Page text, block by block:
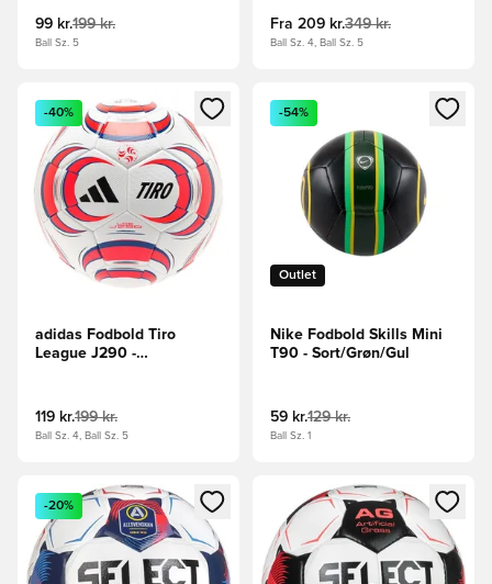
99 kr.199 kr.
Ball Sz. 5
Fra 209 kr.349 kr.
Ball Sz. 4, Ball Sz. 5
Åbner en Modal til at logge ind eller tilmelde dig som
-40%
adidas Fodbold Tiro
League J290 -
119 kr.199 kr.
Ball Sz. 4, Ball Sz. 5
Åbner en Modal til at logge
Outlet
-54%
Nike Fodbold Skills Mini
T90 - Sort/Grøn/Gul
59 kr.129 kr.
Ball Sz. 1
Åbner en Modal til at logge ind eller tilmelde dig som
-20%
Åbner en Modal til at logge